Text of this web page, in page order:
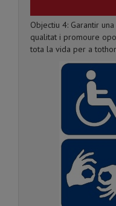
Objectiu 4: Garantir
qualitat i promoure
tota la vida per a